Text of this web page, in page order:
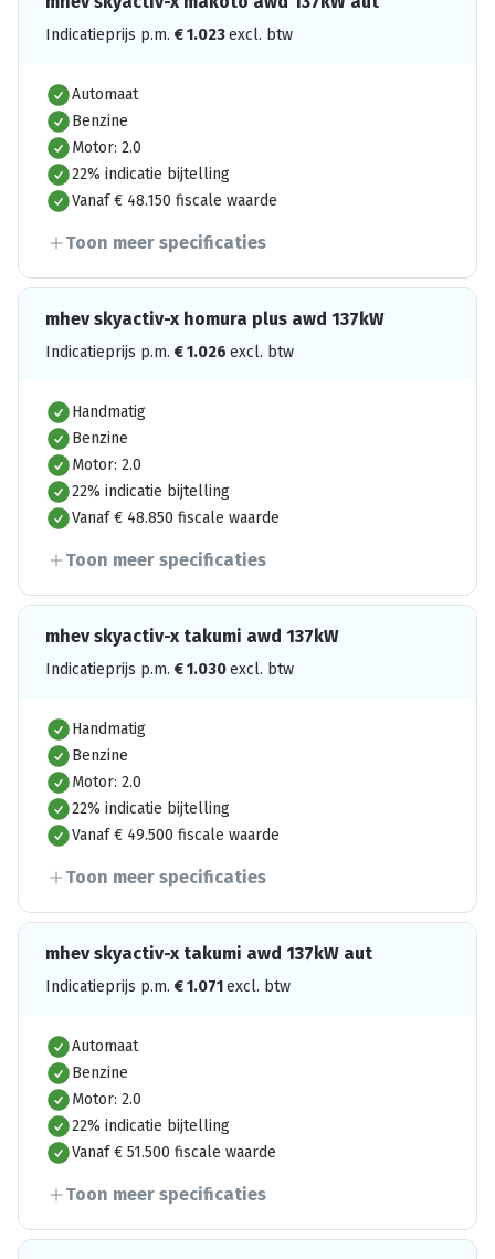
Indicatieprijs p.m. €1.023excl. btw
Automaat
Benzine
Motor: 2.0
22% indicatie bijtelling
Vanaf € 48.150 fiscale waarde
Toon meer specificaties
mhev skyactiv-x homura plus awd 137kW
Indicatieprijs p.m. €1.026 excl. btw
Handmatig
Benzine
Motor: 2.0
22% indicatie bijtelling
Vanaf € 48.850 fiscale waarde
Toon meer specificaties
mhev skyactiv-x takumi awd 137kW
Indicatieprijs p.m. €1.030excl. btw
Handmatig
Benzine
Motor: 2.0
22% indicatie bijtelling
Vanaf € 49.500 fiscale waarde
Toon meer specificaties
mhev skyactiv-x takumi awd 137kW aut
Indicatieprijs p.m. €1.071excl. btw
Automaat
Benzine
Motor: 2.0
22% indicatie bijtelling
Vanaf € 51.500 fiscale waarde
Toon meer specificaties